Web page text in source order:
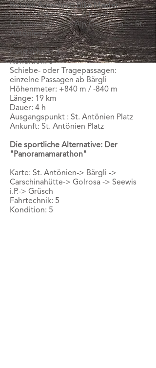
Routen Ausschnitt Bike Master
Karte:St. Antönien -> Bärgli ->
Carschinahütte -> Alp Garschina -> St.
Antönien
Fahrtechnik: 3
Kondition: 3
Schiebe- oder Tragepassagen:
einzelne Passagen ab Bärgli
Höhenmeter: +840 m / -840 m
Länge: 19 km
Dauer: 4 h
Ausgangspunkt : St. Antönien Platz
Ankunft: St. Antönien Platz
Die sportliche Alternative: Der
"Panoramamarathon"
Karte: St. Antönien-> Bärgli ->
Carschinahütte-> Golrosa -> Seewis
i.P.-> Grüsch
Fahrtechnik: 5
Kondition: 5